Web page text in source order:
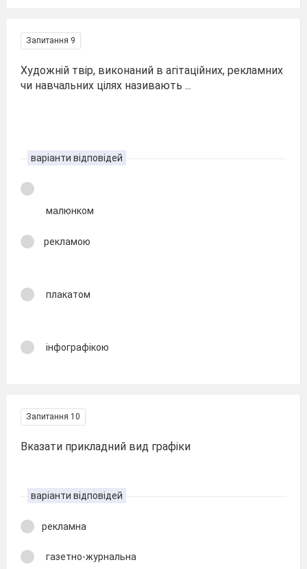
Запитання 9
Художній твір, виконаний в агітаційних, рекламних
чи навчальних цілях називають ...
варіанти відповідей
малюнком
рекламою
плакатом
інфографікою
Запитання 10
Вказати прикладний вид графіки
варіанти відповідей
рекламна
газетно-журнальна